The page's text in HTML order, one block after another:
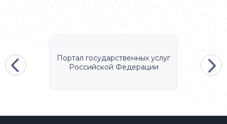
Портал государственных услуг
Российской Федерации